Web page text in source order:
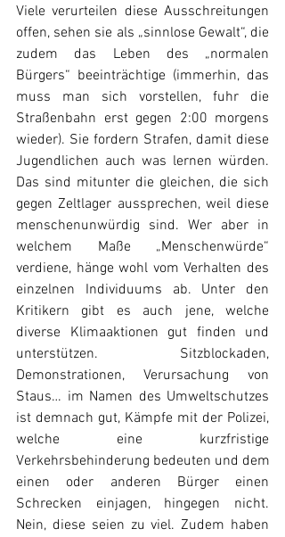
Viele verurteilen diese Ausschreitungen
offen, sehen sie als „sinnlose Gewalt“, die
zudem das Leben des „normalen
Bürgers“ beeinträchtige (immerhin, das
muss man sich vorstellen, fuhr die
Straßenbahn erst gegen 2:00 morgens
wieder). Sie fordern Strafen, damit diese
Jugendlichen auch was lernen würden.
Das sind mitunter die gleichen, die sich
gegen Zeltlager aussprechen, weil diese
menschenunwürdig sind. Wer aber in
welchem Maße „Menschenwürde“
verdiene, hänge wohl vom Verhalten des
einzelnen Individuums ab. Unter den
Kritikern gibt es auch jene, welche
diverse Klimaaktionen gut finden und
unterstützen. Sitzblockaden,
Demonstrationen, Verursachung von
Staus… im Namen des Umweltschutzes
ist demnach gut, Kämpfe mit der Polizei,
welche eine kurzfristige
Verkehrsbehinderung bedeuten und dem
einen oder anderen Bürger einen
Schrecken einjagen, hingegen nicht.
Nein, diese seien zu viel. Zudem haben